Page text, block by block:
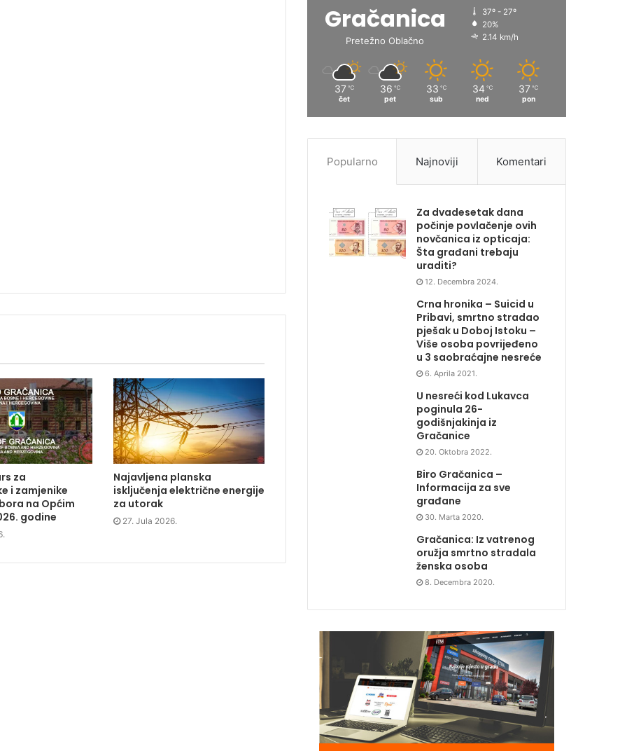
za
i zamjenike
na Općim
godine
Najavljena planska
isključenja električne energije
za utorak
27. Jula 2026.
Gračanica
Pretežno Oblačno
37º - 27º
20%
2.14 km/h
37 ℃
čet
36 ℃
pet
33 ℃
sub
34 ℃
ned
37 ℃
pon
Popularno Najnoviji Komentari
Za dvadesetak dana
počinje povlačenje ovih
novčanica iz opticaja:
Šta građani trebaju
uraditi?
12. Decembra 2024.
Crna hronika – Suicid u
Pribavi, smrtno stradao
pješak u Doboj Istoku –
Više osoba povrijeđeno
u 3 saobraćajne nesreće
6. Aprila 2021.
U nesreći kod Lukavca
poginula 26-
godišnjakinja iz
Gračanice
20. Oktobra 2022.
Biro Gračanica –
Informacija za sve
građane
30. Marta 2020.
Gračanica: Iz vatrenog
oružja smrtno stradala
ženska osoba
8. Decembra 2020.